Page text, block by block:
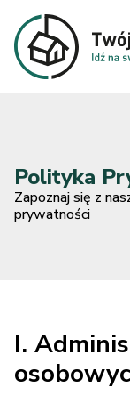
Polityka
Zapoznaj się z
prywatności
I.